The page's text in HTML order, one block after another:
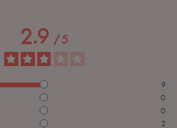
2.9 /5
9
0
0
2